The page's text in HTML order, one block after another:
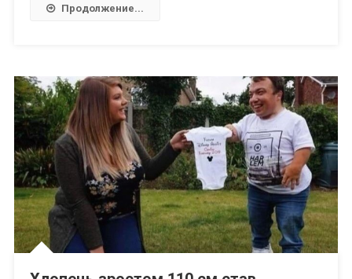
Продолжение...